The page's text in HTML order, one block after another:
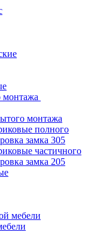
монтажа
монтажа
полного
замка 305
частичного
замка 205
мебели